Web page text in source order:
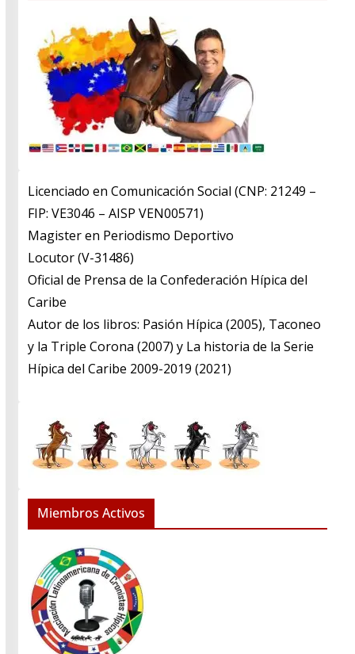
Licenciado en Comunicación Social (CNP: 21249 –
FIP: VE3046 – AISP VEN00571)
​Magister en Periodismo Deportivo
​Locutor (V-31486)
​Oficial de Prensa de la Confederación Hípica del
Caribe
​Autor de los libros: Pasión Hípica (2005), Taconeo
y la Triple Corona (2007) y La historia de la Serie
Hípica del Caribe 2009-2019 (2021)
Miembros Activos